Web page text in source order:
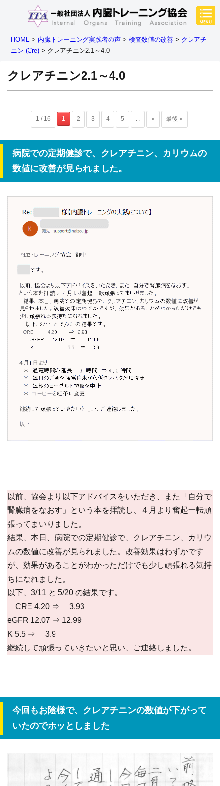
HOME > 内臓トレーニング実践者の声 >検査数値の改善 > クレアチ
ニン (Cre) > クレアチニン2.1～4.0
クレアチニン2.1～4.0
1 / 16 1 2 3 4 5 ... » 最後 »
病院での定期健診で、クレアチニン、カリウムの
数値に改善が見られました。
以前、協会より以下アドバイスをいただき、また「自分で
腎臓病をなおす」という本を拝読し、４月より奮起一転頑
張ってまいりました。
結果、本日、病院での定期健診で、クレアチニン、カリウ
ムの数値に改善が見られました。改善効果はわずかです
が、効果があることがわかっただけでも少し頑張れる気持
ちになれました。
以下、3/11 と 5/20 の結果です。
CRE 4.20 ⇒ 3.93
eGFR 12.07 ⇒ 12.99
K 5.5 ⇒ 3.9
継続して頑張っていきたいと思い、ご連絡しました。
今回もお陰様で、クレアチニンの数値が下がって
いたのでホッとしました